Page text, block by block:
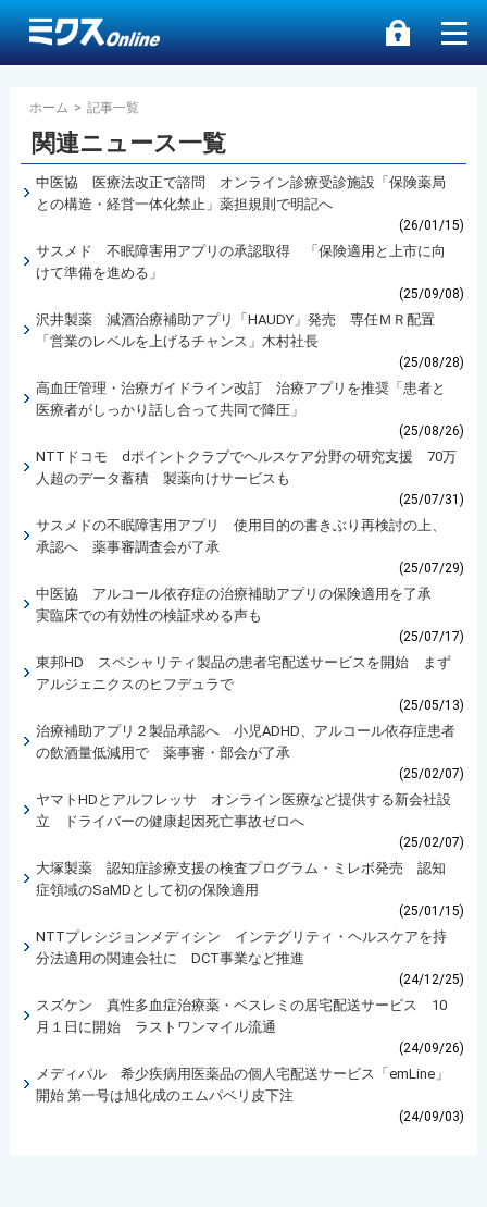
ホーム > 記事一覧
関連ニュース一覧
中医協 医療法改正で諮問 オンライン診療受診施設「保険薬局
との構造・経営一体化禁止」薬担規則で明記へ
(26/01/15)
サスメド 不眠障害用アプリの承認取得 「保険適用と上市に向
けて準備を進める」
(25/09/08)
沢井製薬 減酒治療補助アプリ「HAUDY」発売 専任ＭＲ配置
「営業のレベルを上げるチャンス」木村社長
(25/08/28)
高血圧管理・治療ガイドライン改訂 治療アプリを推奨「患者と
医療者がしっかり話し合って共同で降圧」
(25/08/26)
NTTドコモ dポイントクラブでヘルスケア分野の研究支援 70万
人超のデータ蓄積 製薬向けサービスも
(25/07/31)
サスメドの不眠障害用アプリ 使用目的の書きぶり再検討の上、
承認へ 薬事審調査会が了承
(25/07/29)
中医協 アルコール依存症の治療補助アプリの保険適用を了承
実臨床での有効性の検証求める声も
(25/07/17)
東邦HD スペシャリティ製品の患者宅配送サービスを開始 まず
アルジェニクスのヒフデュラで
(25/05/13)
治療補助アプリ２製品承認へ 小児ADHD、アルコール依存症患者
の飲酒量低減用で 薬事審・部会が了承
(25/02/07)
ヤマトHDとアルフレッサ オンライン医療など提供する新会社設
立 ドライバーの健康起因死亡事故ゼロへ
(25/02/07)
大塚製薬 認知症診療支援の検査プログラム・ミレボ発売 認知
症領域のSaMDとして初の保険適用
(25/01/15)
NTTプレシジョンメディシン インテグリティ・ヘルスケアを持
分法適用の関連会社に DCT事業など推進
(24/12/25)
スズケン 真性多血症治療薬・ベスレミの居宅配送サービス 10
月１日に開始 ラストワンマイル流通
(24/09/26)
メディパル 希少疾病用医薬品の個人宅配送サービス「emLine」
開始 第一号は旭化成のエムパベリ皮下注
(24/09/03)